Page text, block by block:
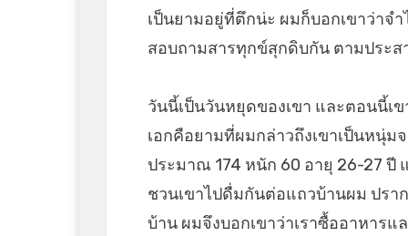
เป็นยามอยู่ที่ตึกน่ะ ผมก็บอกเขาว่าจ
สอบถามสารทุกข์สุกดิบกัน ตามประ
วันนี้เป็นวันหยุดของเขา และตอนนี้เ
เอกคือยามที่ผมกล่าวถึงเขาเป็นหนุ่
ประมาณ 174 หนัก 60 อายุ 26-27
ชวนเขาไปดื่มกันต่อแถวบ้านผม ปรา
บ้าน ผมจึงบอกเขาว่าเราซื้ออาหาร